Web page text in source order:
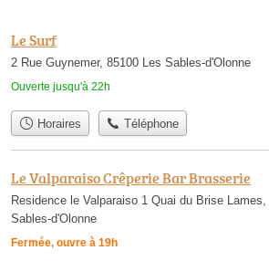
Le Surf
2 Rue Guynemer, 85100 Les Sables-d'Olonne
Ouverte jusqu'à 22h
Horaires Téléphone
Le Valparaiso Crêperie Bar Brasserie
Residence le Valparaiso 1 Quai du Brise Lames,
Sables-d'Olonne
Fermée, ouvre à 19h